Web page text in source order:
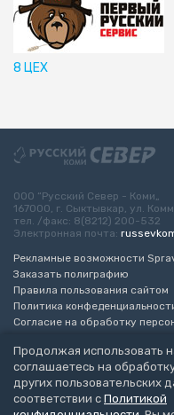
8 ЦЕХ
Продолжая использовать
соглашаетесь на
других пользовательских
соответствии с Политикой
ООО “Русский Север - Коми„
167000, г. Сыктывкар, ул.
тел. /факс: 8(8212) 200-532
Электронная почта:
Рекламные возможности
Заказать полиграфию
Правила пользования сайтом
Политика
Согласие на обработку
Разработка сайта
© 2010-2026 Русский Север -